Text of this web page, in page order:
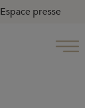
Espace presse